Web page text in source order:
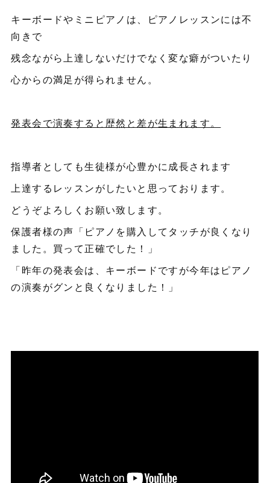
キーボードやミニピアノは、ピアノレッスンには不
向きで
残念ながら上達しないだけでなく変な癖がついたり
心からの満足が得られません。
発表会で演奏すると歴然と差が生まれます。
指導者としても生徒様が心豊かに成長されます
上達するレッスンがしたいと思っております。
どうぞよろしくお願い致します。
保護者様の声「ピアノを購入してタッチが良くなり
ました。買って正確でした！」
「昨年の発表会は、キーボードですが今年はピアノ
の演奏がグンと良くなりました！」